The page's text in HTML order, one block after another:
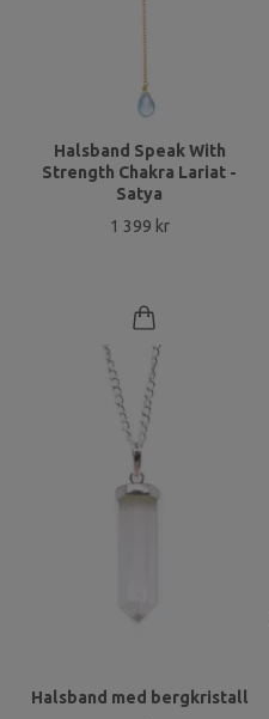
Halsband Speak With
Strength Chakra Lariat -
Satya
1 399 kr
Halsband med bergkristall